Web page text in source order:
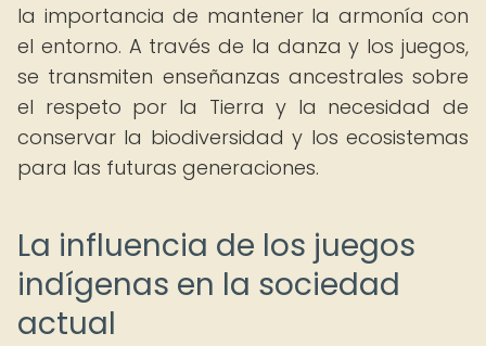
la importancia de mantener la armonía con
el entorno. A través de la danza y los juegos,
se transmiten enseñanzas ancestrales sobre
el respeto por la Tierra y la necesidad de
conservar la biodiversidad y los ecosistemas
para las futuras generaciones.
La influencia de los juegos
indígenas en la sociedad
actual